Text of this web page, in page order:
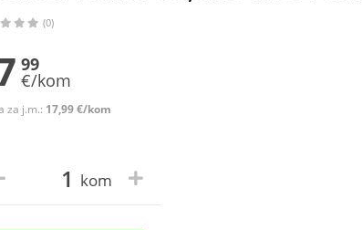
(0)
99
€/kom
za j.m.: 17,99 €/kom
kom